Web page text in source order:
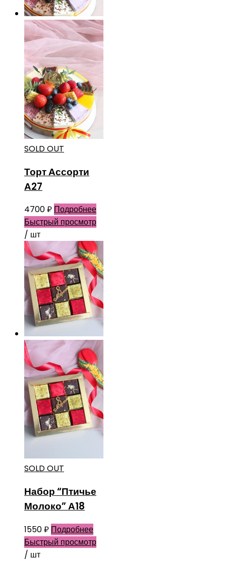
SOLD OUT
Торт Ассорти
А27
4700₽ Подробнее
Быстрый просмотр
/ шт
SOLD OUT
Набор “Птичье
Молоко” А18
1550₽ Подробнее
Быстрый просмотр
/ шт